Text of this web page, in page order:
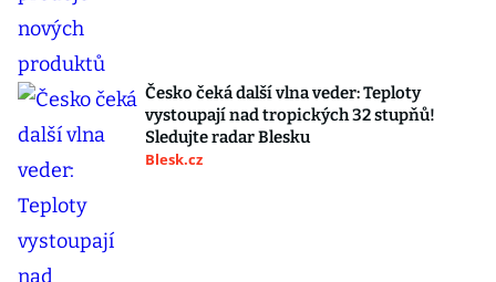
Česko čeká další vlna veder: Teploty
vystoupají nad tropických 32 stupňů!
Sledujte radar Blesku
Blesk.cz